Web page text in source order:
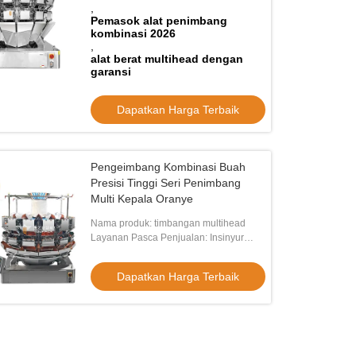
500g 1kg 2kg Kopi Biji Otomatis
Dapatkan Harga Terbaik
Pemasok alat penimbang
kombinasi 2026
alat berat multihead dengan
garansi
Dapatkan Harga Terbaik
Pengeimbang Kombinasi Buah
Presisi Tinggi Seri Penimbang
Multi Kepala Oranye
Nama produk: timbangan multihead
Layanan Pasca Penjualan: Insinyur
negeri
Dapatkan Harga Terbaik